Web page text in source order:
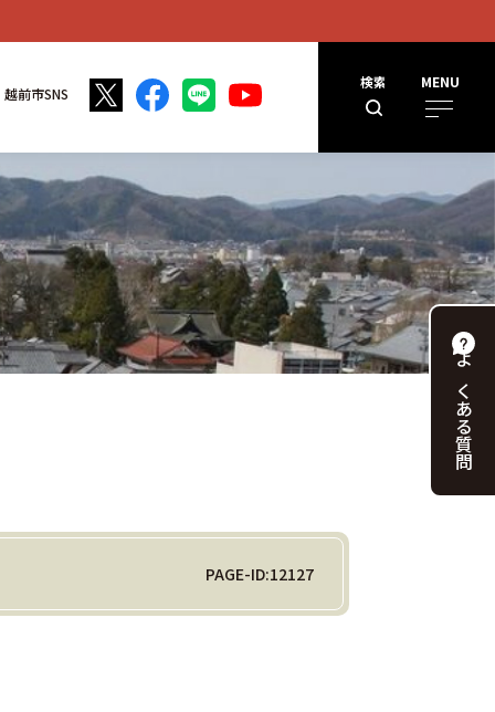
検索 MENU
越前市SNS
よくある
質問
PAGE-ID:12127